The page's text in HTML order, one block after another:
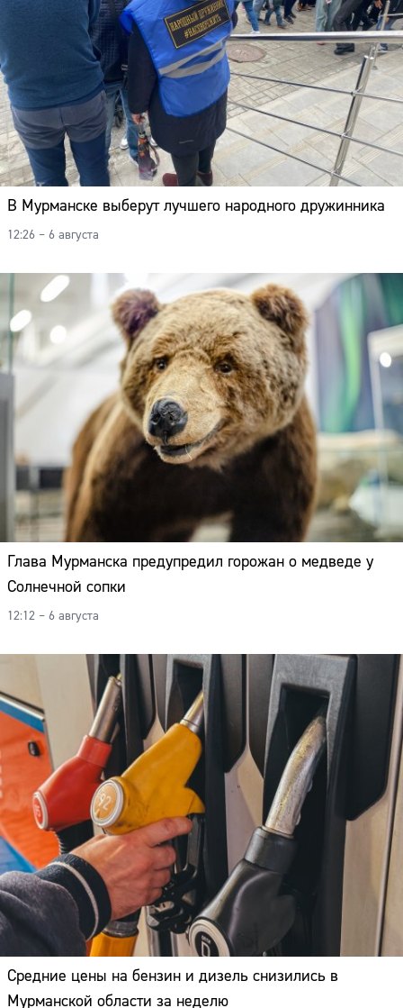
В Мурманске выберут лучшего народного дружинника
12:26 – 6 августа
Глава Мурманска предупредил горожан о медведе у
Солнечной сопки
12:12 – 6 августа
Средние цены на бензин и дизель снизились в
Мурманской области за неделю